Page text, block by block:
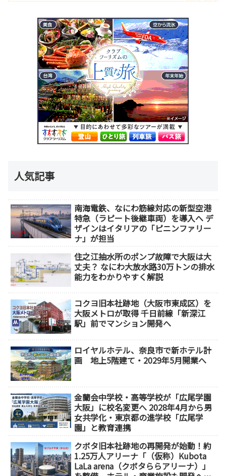
人気記事
南海電鉄、なにわ筋線対応の新型空港
特急（ラピート後継車両）を導入へ デ
ザインはイタリアの「ピニンファリー
ナ」が担当
住之江抽水所のポンプ故障で大阪は大
丈夫？ なにわ大放水路30万トンの排水
能力をわかりやすく解説
コクヨ旧本社跡地（大阪市東成区）を
大阪メトロが取得 千日前線「新深江
駅」前でマンション開発へ
ロイヤルホテル、奈良市で新ホテル計
画 地上5階建て・2029年5月開業へ
金蘭会中学校・高等学校が「広尾学園
大阪」に校名変更へ 2028年4月から男
女共学化・東京都の進学校「広尾学
園」と教育連携
クボタ旧本社跡地の再開発が始動！約
1.25万人アリーナ「（仮称）Kubota
LaLa arena（クボタららアリーナ）」